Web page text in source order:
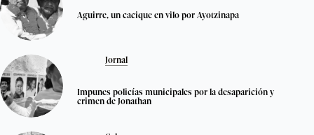
Aguirre, un cacique en vilo por Ayotzinapa
Jornal
Impunes policías municipales por la desaparición y
crimen de Jonathan